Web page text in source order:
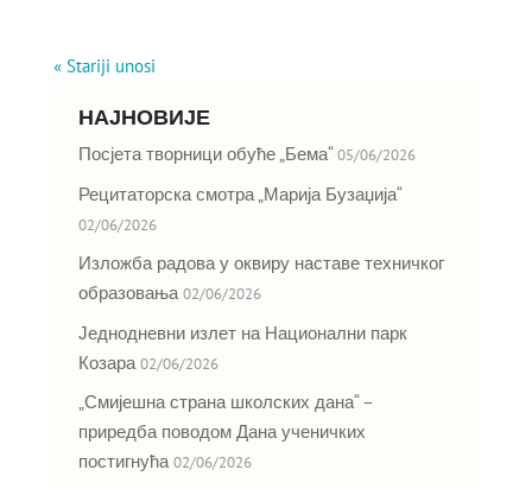
« Stariji unosi
НАЈНОВИЈЕ
Посјета творници обуће „Бема“ 05/06/2026
Рецитаторска смотра „Марија Бузаџија“
02/06/2026
Изложба радова у оквиру наставе техничког
образовања 02/06/2026
Једнодневни излет на Национални парк
Козара 02/06/2026
„Смијешна страна школских дана“ –
приредба поводом Дана ученичких
постигнућа 02/06/2026